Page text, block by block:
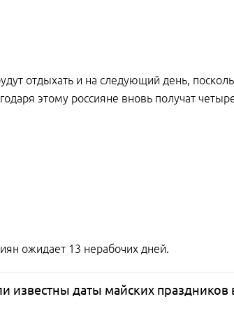
отдыхать и на следующий день,
этому россияне вновь получат
ожидает 13 нерабочих дней.
известны даты майских праздников